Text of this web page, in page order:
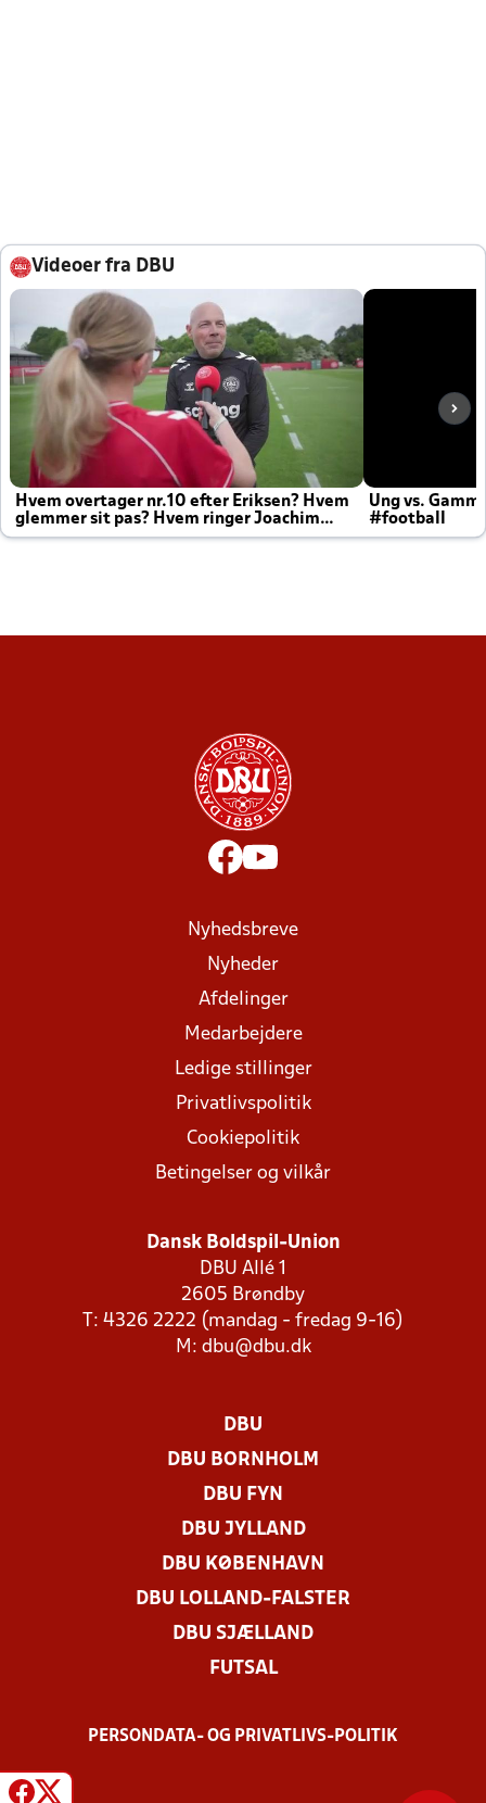
Videoer fra DBU
Hvem overtager nr.10 efter Eriksen? Hvem
glemmer sit pas? Hvem ringer Joachim
altid til efter kampe?
Ung vs.
#football
Nyhedsbreve
Nyheder
Afdelinger
Medarbejdere
Ledige stillinger
Privatlivspolitik
Cookiepolitik
Betingelser og vilkår
Dansk Boldspil-Union
DBU Allé 1
2605 Brøndby
T: 4326 2222 (mandag - fredag 9-16)
M: dbu@dbu.dk
DBU
DBU BORNHOLM
DBU FYN
DBU JYLLAND
DBU KØBENHAVN
DBU LOLLAND-FALSTER
DBU SJÆLLAND
FUTSAL
PERSONDATA- OG PRIVATLIVS-POLITIK